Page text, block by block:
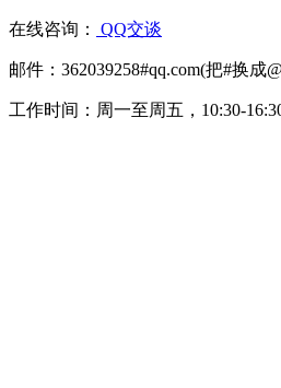
在线咨询： QQ交谈
邮件：362039258#qq.com(把#换成
工作时间：周一至周五，10:30-